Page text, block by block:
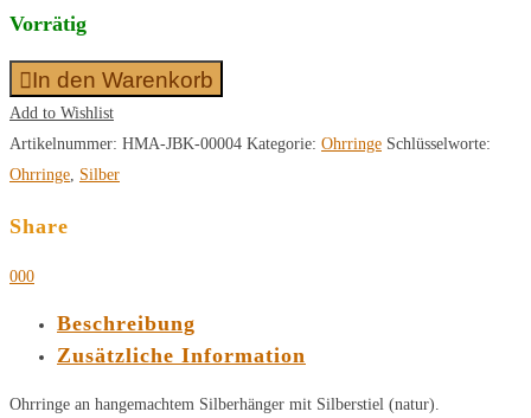
Vorrätig
In den Warenkorb
Add to Wishlist
Artikelnummer: HMA-JBK-00004 Kategorie: Ohrringe Schlüsselworte:
Ohrringe Silber
Share
000
Beschreibung
Zusätzliche Information
Ohrringe an hangemachtem Silberhänger mit Silberstiel (natur).